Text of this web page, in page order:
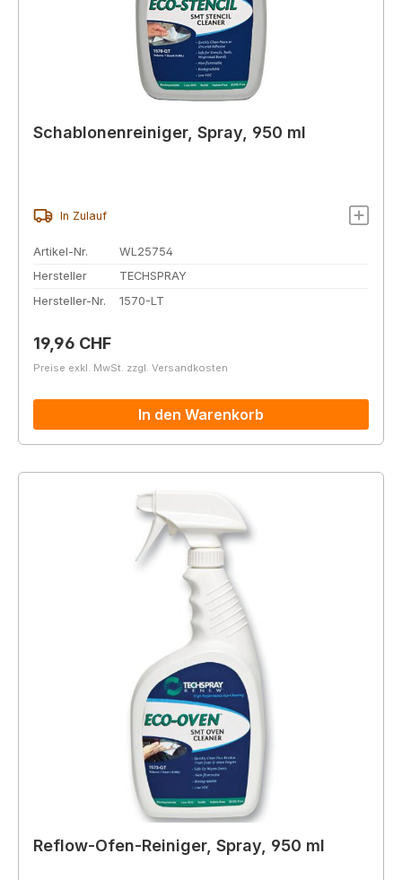
Schablonenreiniger, Spray, 950 ml
In Zulauf
Artikel-Nr.
WL25754
Hersteller
TECHSPRAY
Hersteller-Nr.
1570-LT
Regulärer Preis:
19,96 CHF
Preise exkl. MwSt. zzgl. Versandkosten
In den Warenkorb
Reflow-Ofen-Reiniger, Spray, 950 ml